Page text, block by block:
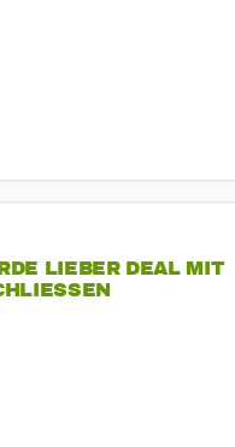
LIEBER DEAL MIT